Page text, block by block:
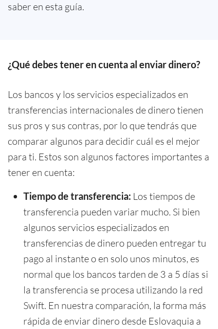
saber en esta guía.
¿Qué debes tener en cuenta al enviar dinero?
Los bancos y los servicios especializados en
transferencias internacionales de dinero tienen
sus pros y sus contras, por lo que tendrás que
comparar algunos para decidir cuál es el mejor
para ti. Estos son algunos factores importantes a
tener en cuenta:
Tiempo de transferencia: Los tiempos de
transferencia pueden variar mucho. Si bien
algunos servicios especializados en
transferencias de dinero pueden entregar tu
pago al instante o en solo unos minutos, es
normal que los bancos tarden de 3 a 5 días si
la transferencia se procesa utilizando la red
Swift. En nuestra comparación, la forma más
rápida de enviar dinero desde Eslovaquia a